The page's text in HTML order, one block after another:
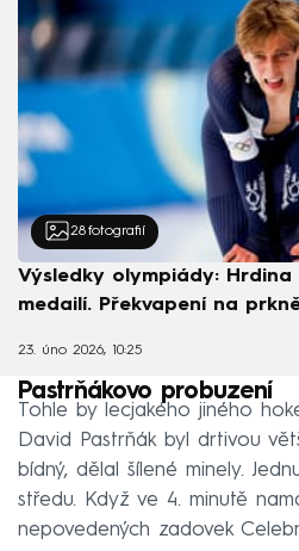
28 fotografií
Výsledky olympiády: Hrdina
medailí. Překvapení na
23. úno 2026, 10:25
Pastrňákovo probuzení
Tohle by lecjakého jiného
David Pastrňák byl drtivou
bídný, dělal šílené minely.
středu. Když ve 4. minutě
nepovedených zadovek